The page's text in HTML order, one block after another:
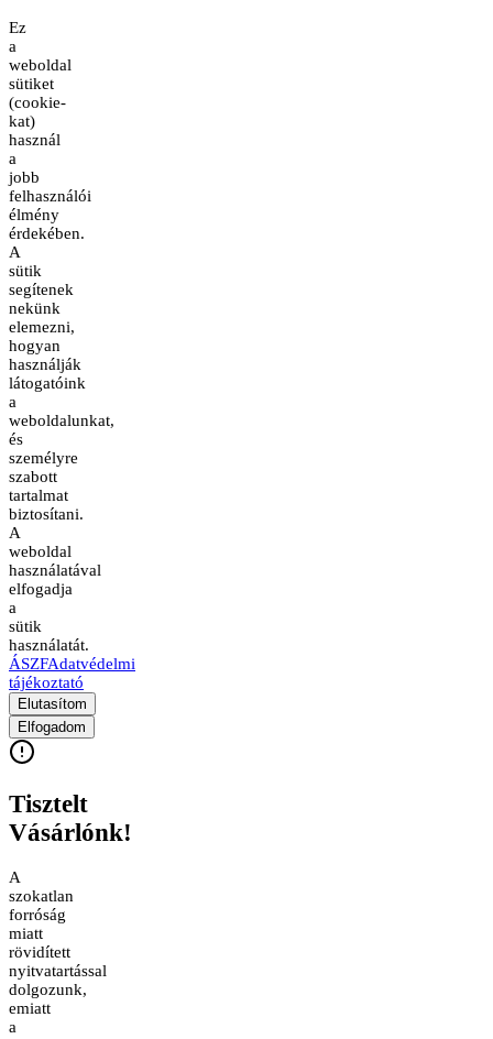
Ez
a
weboldal
sütiket
(cookie-
kat)
használ
a
jobb
felhasználói
élmény
érdekében.
A
sütik
segítenek
nekünk
elemezni,
hogyan
használják
látogatóink
a
weboldalunkat,
és
személyre
szabott
tartalmat
biztosítani.
A
weboldal
használatával
elfogadja
a
sütik
használatát.
ÁSZFAdatvédelmi
tájékoztató
Elutasítom
Elfogadom
Tisztelt
Vásárlónk!
A
szokatlan
forróság
miatt
rövidített
nyitvatartással
dolgozunk,
emiatt
a